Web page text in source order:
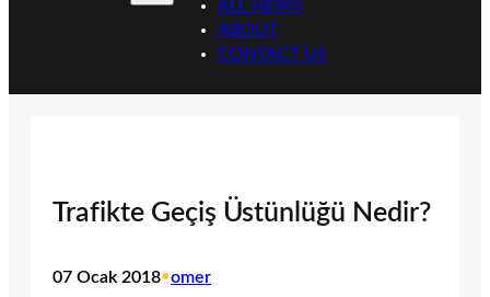
ALL NEWS
ABOUT
CONTACT US
Trafikte Geçiş Üstünlüğü Nedir?
07 Ocak 2018•omer